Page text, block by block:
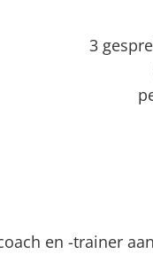
3
en -trainer